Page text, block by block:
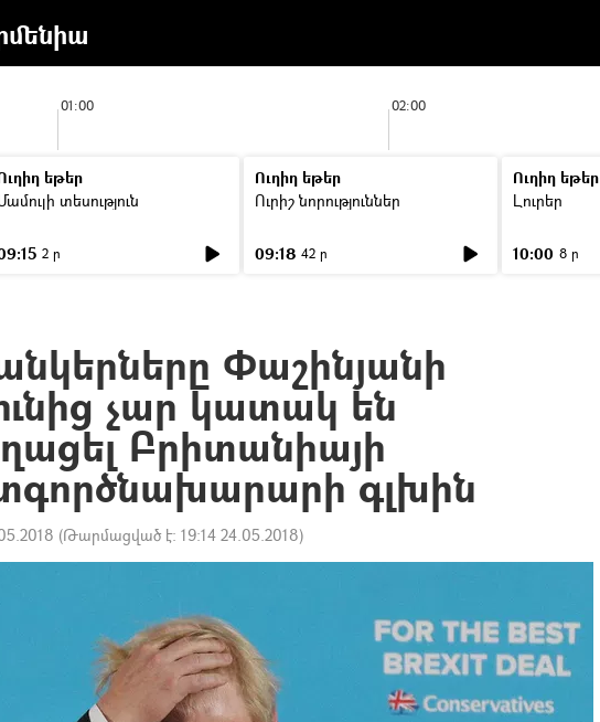
01:00 02:00
եթեր
տեսություն
2 ր
Ուղիղ եթեր
Ուրիշ նորություններ
09:18 42 ր
Ուղիղ եթեր
Լուրեր
10:00 8 ր
Փաշինյանի
չար կատակ են
Բրիտանիայի
գլխին
(Թարմացված է: 19:14 24.05.2018)